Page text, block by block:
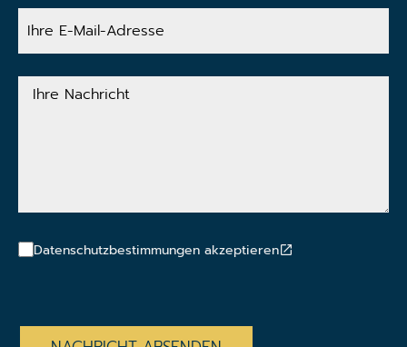
Ihre
E-
Adresse
Ihre
Nachricht
Datenschutzbestimmungen akzeptieren